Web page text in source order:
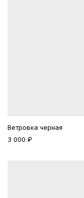
Ветровка черная
3 000 ₽